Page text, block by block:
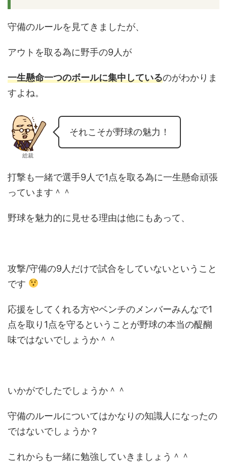
守備のルールを見てきましたが、
アウトを取る為に野手の9 人が
一生懸命一つのボールに集中しているのがわかりま
すよね。
総裁
それこそが野球の魅力！
打撃も一緒で選手9 人で1点を取る為に一生懸命頑張
っています＾＾
野球を魅力的に見せる理由は他にもあって、
攻撃/守備の9 人だけで試合をしていないということ
です
応援をしてくれる方やベンチのメンバーみんなで1
点を取り 1点を守るということが野球の本当の醍醐
味ではないでしょうか＾＾
いかがでしたでしょうか＾＾
守備のルールについてはかなりの知識人になったの
ではないでしょうか？
これからも一緒に勉強していきましょう＾＾